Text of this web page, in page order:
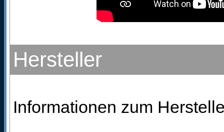
Hersteller
Informationen zum